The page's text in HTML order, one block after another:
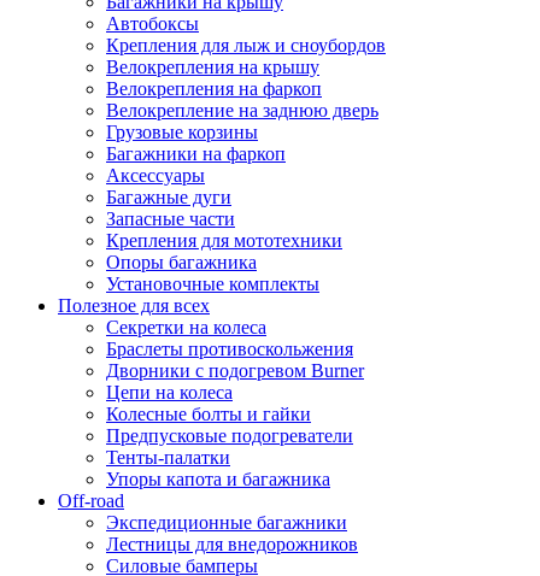
Автобоксы
Крепления для лыж и сноубордов
Велокрепления на крышу
Велокрепления на фаркоп
Велокрепление на заднюю дверь
Грузовые корзины
Багажники на фаркоп
Аксессуары
Багажные дуги
Запасные части
Крепления для мототехники
Опоры багажника
Установочные комплекты
Полезное для всех
Секретки на колеса
Браслеты противоскольжения
Дворники с подогревом Burner
Цепи на колеса
Колесные болты и гайки
Предпусковые подогреватели
Тенты-палатки
Упоры капота и багажника
Off-road
Экспедиционные багажники
Лестницы для внедорожников
Силовые бамперы